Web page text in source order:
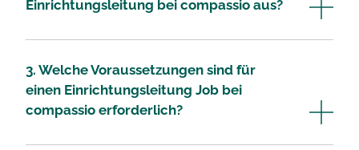
Einrichtungsleitung bei compassio aus?
3. Welche Voraussetzungen sind für
einen Einrichtungsleitung Job bei
compassio erforderlich?